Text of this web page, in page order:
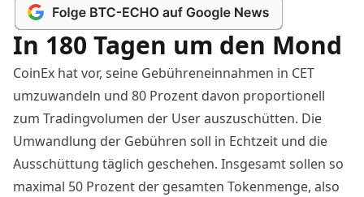
In 180 Tagen um den Mond
CoinEx hat vor, seine Gebühreneinnahmen in CET
umzuwandeln und 80 Prozent davon proportionell
zum Tradingvolumen der User auszuschütten. Die
Umwandlung der Gebühren soll in Echtzeit und die
Ausschüttung täglich geschehen. Insgesamt sollen so
maximal 50 Prozent der gesamten Tokenmenge, also